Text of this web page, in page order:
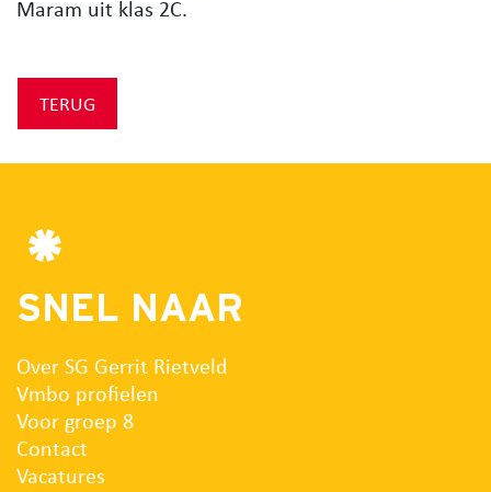
Maram uit klas 2C.
TERUG
SNEL NAAR
Over SG Gerrit Rietveld
Vmbo profielen
Voor groep 8
Contact
Vacatures